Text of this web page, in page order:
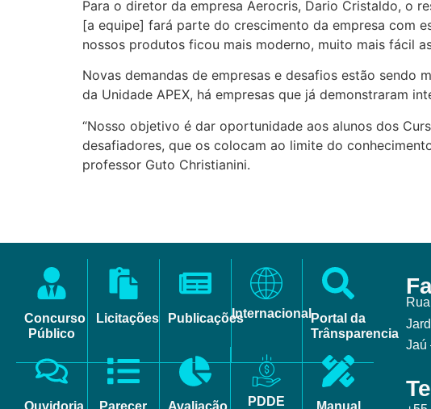
Para o diretor da empresa Aerocris, Dario Cristaldo, o
[a equipe] fará parte do crescimento da empresa com
nossos produtos ficou mais moderno, muito mais fácil
Novas demandas de empresas e desafios estão sendo
da Unidade APEX, há empresas que já demonstraram
“Nosso objetivo é dar oportunidade aos alunos dos
desafiadores, que os colocam ao limite do
professor Guto Christianini.
Concurso
Público
Licitações PublicaçõesInternacionalPortal da
Trânsparencia
PDDE
Jaú